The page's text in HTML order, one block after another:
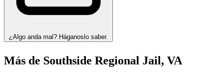
¿Algo anda mal? Háganoslo saber.
Más de Southside Regional Jail, VA